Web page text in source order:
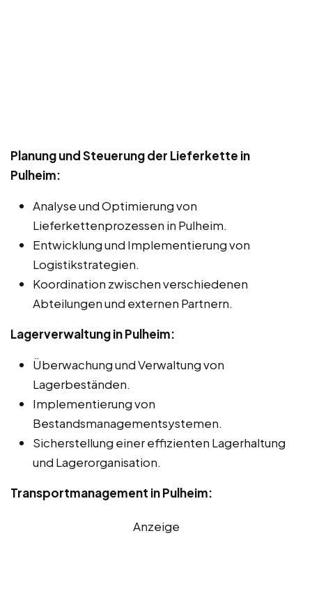
Planung und Steuerung der Lieferkette in
Pulheim:
Analyse und Optimierung von
Lieferkettenprozessen in Pulheim.
Entwicklung und Implementierung von
Logistikstrategien.
Koordination zwischen verschiedenen
Abteilungen und externen Partnern.
Lagerverwaltung in Pulheim:
Überwachung und Verwaltung von
Lagerbeständen.
Implementierung von
Bestandsmanagementsystemen.
Sicherstellung einer effizienten Lagerhaltung
und Lagerorganisation.
Transportmanagement in Pulheim:
Anzeige